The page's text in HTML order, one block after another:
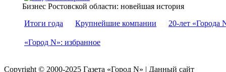
Бизнес Ростовской области: новейшая история
Итоги года
Крупнейшие компании 20-лет «Города
«Город N»: избранное
Copyright © 2000-2025 Газета «Город N» | Данный сайт